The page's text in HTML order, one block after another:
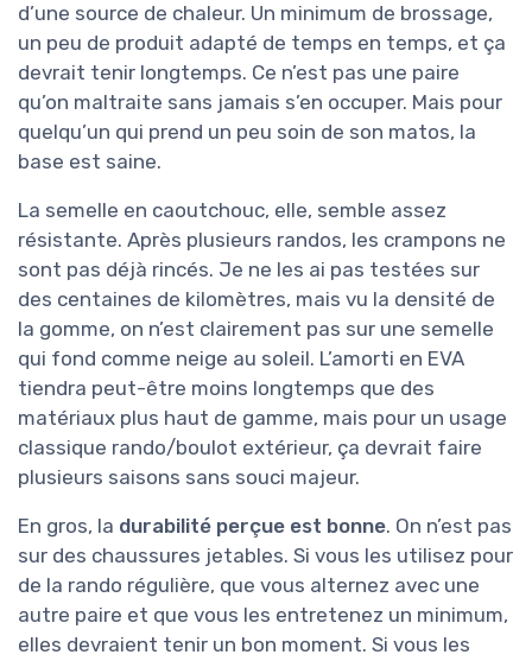
d’une source de chaleur. Un minimum de brossage,
un peu de produit adapté de temps en temps, et ça
devrait tenir longtemps. Ce n’est pas une paire
qu’on maltraite sans jamais s’en occuper. Mais pour
quelqu’un qui prend un peu soin de son matos, la
base est saine.
La semelle en caoutchouc, elle, semble assez
résistante. Après plusieurs randos, les crampons ne
sont pas déjà rincés. Je ne les ai pas testées sur
des centaines de kilomètres, mais vu la densité de
la gomme, on n’est clairement pas sur une semelle
qui fond comme neige au soleil. L’amorti en EVA
tiendra peut-être moins longtemps que des
matériaux plus haut de gamme, mais pour un usage
classique rando/boulot extérieur, ça devrait faire
plusieurs saisons sans souci majeur.
En gros, la durabilité perçue est bonne. On n’est pas
sur des chaussures jetables. Si vous les utilisez pour
de la rando régulière, que vous alternez avec une
autre paire et que vous les entretenez un minimum,
elles devraient tenir un bon moment. Si vous les